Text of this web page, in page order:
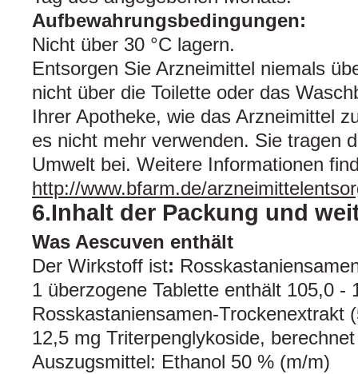
Aufbewahrungsbedingungen:
Nicht über 30 °C lagern.
Entsorgen Sie Arzneimittel niemals
nicht über die Toilette oder das
Ihrer Apotheke, wie das Arzneimittel
es nicht mehr verwenden. Sie tragen
Umwelt bei. Weitere Informationen
http://www.bfarm.de/
6.Inhalt der Packung und
Was Aescuven enthält
Der Wirkstoff ist:
1 überzogene Tablette enthält 105,0 -
Rosskastaniensamen-Trockenextrakt
12,5 mg Triterpenglykoside,
Auszugsmittel: Ethanol 50 % (m/m)